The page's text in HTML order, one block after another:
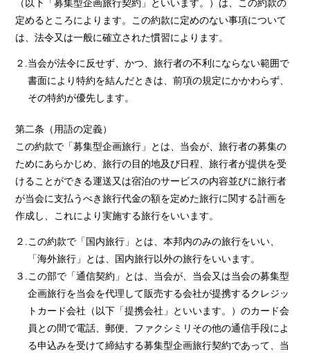
（以下「募集型企画旅行契約」といいます。）は、この約款の
定めるところによります。この約款に定めのない事項について
は、法令又は一般に確立された慣習によります。
２.当会が法令に反せず、かつ、旅行者の不利にならない範囲で
書面により特約を結んだときは、前項の規定にかかわらず、
その特約が優先します。
第二条（用語の定義）
この約款で「募集型企画旅行」とは、当会が、旅行者の募集の
ためにあらかじめ、旅行の目的地及び日程、旅行者が提供を受
けることができる運送又は宿泊のサービスの内容並びに旅行者
が当会に支払うべき旅行代金の額を定めた旅行に関する計画を
作成し、これにより実施する旅行をいいます。
２.この約款で「国内旅行」とは、本邦内のみの旅行をいい、
「海外旅行」とは、国内旅行以外の旅行をいいます。
３.この部で「通信契約」とは、当会が、当会又は当会の募集型
企画旅行を当会を代理して販売する会社が提携するクレジッ
トカード会社（以下「提携会社」といいます。）のカード会
員との間で電話、郵便、ファクシミリその他の通信手段によ
る申込みを受けて締結する募集型企画旅行契約であって、当